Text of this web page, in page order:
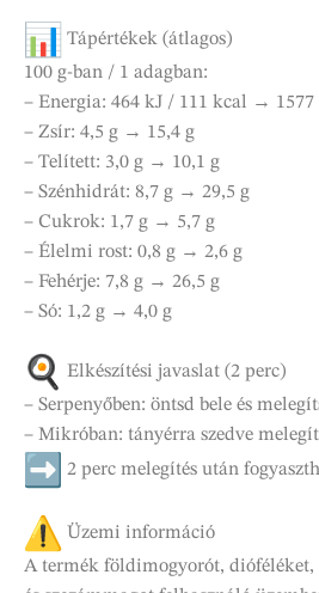
Tápértékek (átlagos)
100 g-ban / 1 adagban:
– Energia: 464 kJ / 111 kcal → 1577
– Zsír: 4,5 g → 15,4 g
– Telített: 3,0 g → 10,1 g
– Szénhidrát: 8,7 g → 29,5 g
– Cukrok: 1,7 g → 5,7 g
– Élelmi rost: 0,8 g → 2,6 g
– Fehérje: 7,8 g → 26,5 g
– Só: 1,2 g → 4,0 g
Elkészítési javaslat (2 perc)
– Serpenyőben: öntsd bele és
– Mikróban: tányérra szedve
2 perc melegítés után
Üzemi információ
A termék földimogyorót, dióféléket,